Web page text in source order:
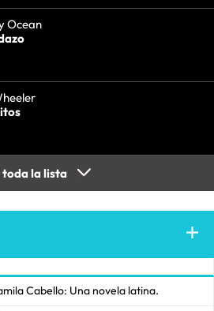
Ocean
toda la lista
Cabello: Una novela latina.